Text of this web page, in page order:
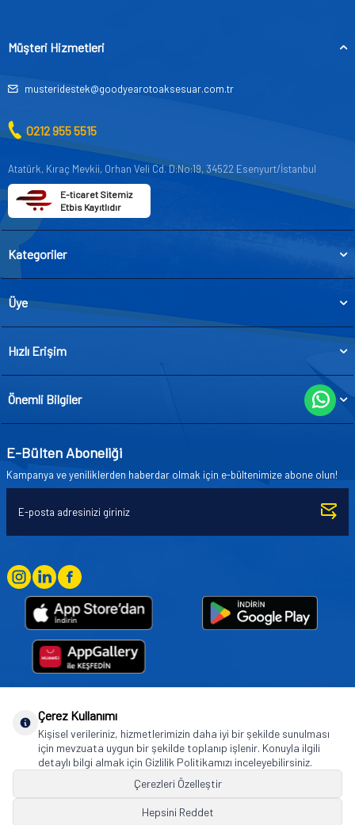
Müşteri Hizmetleri
musteridestek@goodyearotoaksesuar.com.tr
0212 955 5515
Atatürk, Kıraç Mevkii, Orhan Veli Cd. D:No:19, 34522 Esenyurt/İstanbul
E-ticaret Sitemiz
Etbis Kayıtlıdır
Kategoriler
Üye
Hızlı Erişim
Önemli Bilgiler
E-Bülten Aboneliği
Kampanya ve yeniliklerden haberdar olmak için e-bültenimize abone olun!
Goodyear (and Winged Foot Design) are trademarks of or licensed to The Goodyear
Tire & Rubber Company used under license by Basbug Group Company,
Istanbul/Türkiye. © 2026 The Goodyear Tire & Rubber Company.
Çerez Kullanımı
Kişisel verileriniz, hizmetlerimizin daha iyi bir şekilde sunulması
için mevzuata uygun bir şekilde toplanıp işlenir. Konuyla ilgili
detaylı bilgi almak için Gizlilik Politikamızı inceleyebilirsiniz.
Çerezleri Özelleştir
Hepsini Reddet